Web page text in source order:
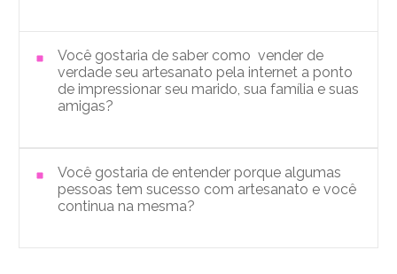
Você gostaria de saber como vender de
verdade seu artesanato pela internet a ponto
de impressionar seu marido, sua família e suas
amigas?
Você gostaria de entender porque algumas
pessoas tem sucesso com artesanato e você
continua na mesma?